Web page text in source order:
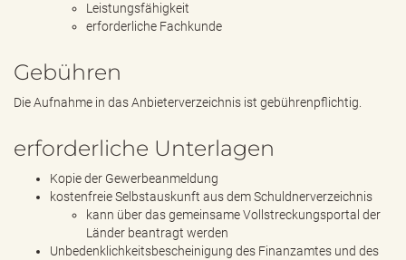
Leistungsfähigkeit
erforderliche Fachkunde
Gebühren
Die Aufnahme in das Anbieterverzeichnis ist gebührenpflichtig.
erforderliche Unterlagen
Kopie der Gewerbeanmeldung
kostenfreie Selbstauskunft aus dem Schuldnerverzeichnis
kann über das gemeinsame Vollstreckungsportal der
Länder beantragt werden
Unbedenklichkeitsbescheinigung des Finanzamtes und des